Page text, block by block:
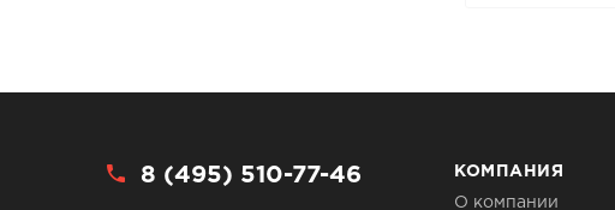
8 (495) 510-77-46 КОМПАНИЯ
О компании